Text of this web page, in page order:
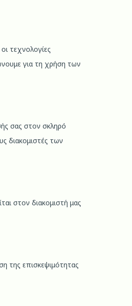
τεχνολογίες
για τη χρήση των
σας στον σκληρό
διακομιστές των
στον διακομιστή μας
της επισκεψιμότητας